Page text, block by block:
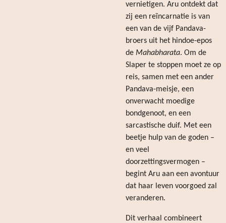
vernietigen. Aru ontdekt dat
zij een reïncarnatie is van
een van de vijf Pandava-
broers uit het hindoe-epos
de Mahabharata. Om de
Slaper te stoppen moet ze op
reis, samen met een ander
Pandava-meisje, een
onverwacht moedige
bondgenoot, en een
sarcastische duif. Met een
beetje hulp van de goden –
en veel
doorzettingsvermogen –
begint Aru aan een avontuur
dat haar leven voorgoed zal
veranderen.
Dit verhaal combineert